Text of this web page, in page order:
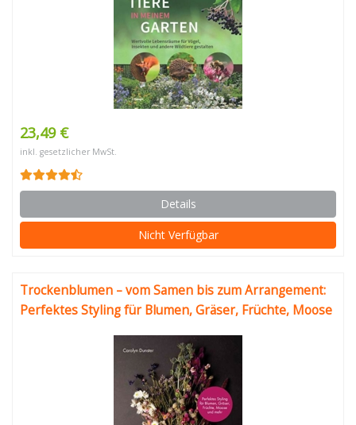
23,49 €
inkl. gesetzlicher MwSt.
Details
Nicht Verfügbar
Trockenblumen – vom Samen bis zum Arrangement:
Perfektes Styling für Blumen, Gräser, Früchte, Moose